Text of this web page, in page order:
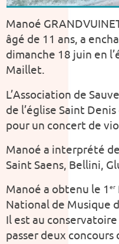
Manoé
âgé de 11 ans, a
dimanche 18 juin en
Maillet.
L’Association de
de l’église Saint
pour un concert de
Manoé a interprété
Saint Saens, Bellini,
Manoé a obtenu le 1 er
National de Musique
Il est au
passer deux